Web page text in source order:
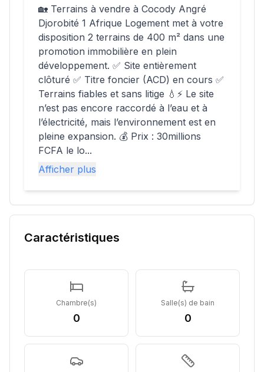
🏡 Terrains à vendre à Cocody Angré
Djorobité 1 Afrique Logement met à votre
disposition 2 terrains de 400 m² dans une
promotion immobilière en plein
développement. ✅ Site entièrement
clôturé ✅ Titre foncier (ACD) en cours ✅
Terrains fiables et sans litige 💧⚡ Le site
n’est pas encore raccordé à l’eau et à
l’électricité, mais l’environnement est en
pleine expansion. 💰 Prix : 30millions
FCFA le lo...
Afficher plus
Caractéristiques
Chambre(s)
0
Salle(s) de bain
0